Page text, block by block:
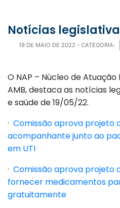
Notícias
19 DE MAIO DE 2022 - CATEGORIA:
O NAP – Núcleo de
AMB, destaca as notícias
e saúde de 19/05/22.
· Comissão aprova projeto
acompanhante junto ao
em UTI
· Comissão aprova projeto
fornecer medicamentos
gratuitamente